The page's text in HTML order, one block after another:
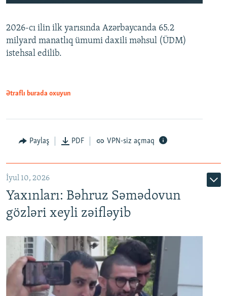
Auto 240p 360p 480p
360p
480p
2026-cı ilin ilk yarısında Azərbaycanda 65.2
milyard manatlıq ümumi daxili məhsul (ÜDM)
istehsal edilib.
Ətraflı burada oxuyun
Paylaş PDF VPN-siz açmaq
İyul 10, 2026
Yaxınları: Bəhruz Səmədovun
gözləri xeyli zəifləyib